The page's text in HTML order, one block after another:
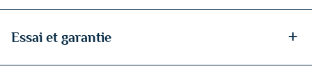
Essai et garantie +